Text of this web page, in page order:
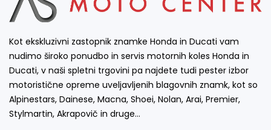
Kot ekskluzivni zastopnik znamke Honda in Ducati vam
nudimo široko ponudbo in servis motornih koles Honda in
Ducati, v naši spletni trgovini pa najdete tudi pester izbor
motoristične opreme uveljavljenih blagovnih znamk, kot so
Alpinestars, Dainese, Macna, Shoei, Nolan, Arai, Premier,
Stylmartin, Akrapovič in druge…